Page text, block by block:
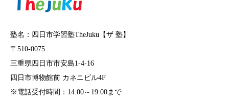
塾名：四日市学習塾TheJuku【ザ 塾】
〒510-0075
三重県四日市市安島1-4-16
四日市博物館前 カネニビル4F
※電話受付時間：14:00～19:00まで